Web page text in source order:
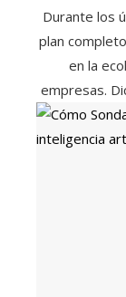
Durante los
plan
en la
empresas.